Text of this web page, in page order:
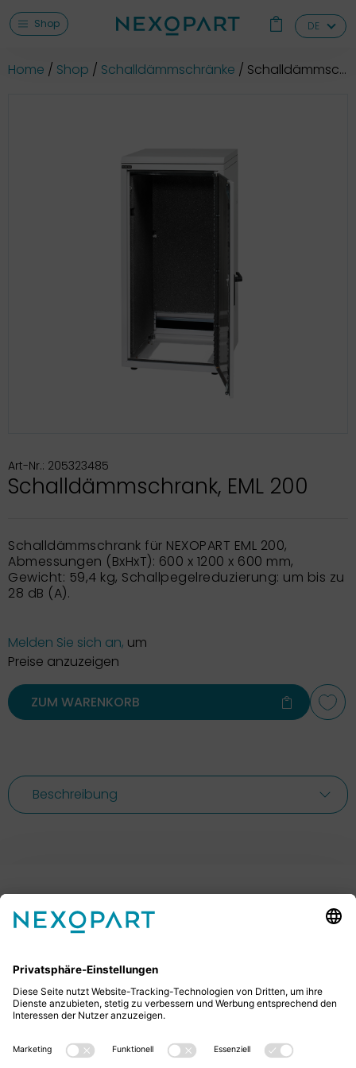
Shop DE
Home Shop Schalldämmschränke Schalldämmschrank, EML 200
Art-Nr.: 205323485
Schalldämmschrank, EML 200
Schalldämmschrank für NEXOPART EML 200,
Abmessungen (BxHxT): 600 x 1200 x 600 mm,
Gewicht: 59,4 kg, Schallpegelreduzierung: um bis zu
28 dB (A).
Melden Sie sich an, um
Preise anzuzeigen
ZUM WARENKORB
Beschreibung
Ihr Kontakt zu uns.
schreiben uns eine E-Mail.
+49 2522 59084 0
sales@nexopart.com